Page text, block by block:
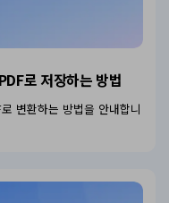
PDF로 저장하는 방법
변환하는 방법을 안내합니